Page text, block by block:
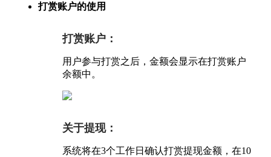
打赏账户的使用
打赏账户：
用户参与打赏之后，金额会显示在打赏账户
余额中。
关于提现：
系统将在3个工作日确认打赏提现金额，在10